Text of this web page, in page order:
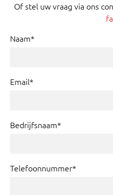
Of stel uw vraag via ons
Naam*
Email*
Bedrijfsnaam*
Telefoonnummer*